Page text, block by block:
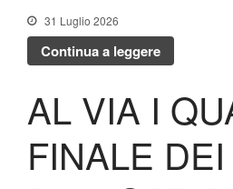
31 Luglio 2026
Continua a leggere
AL VIA I
FINALE DEI